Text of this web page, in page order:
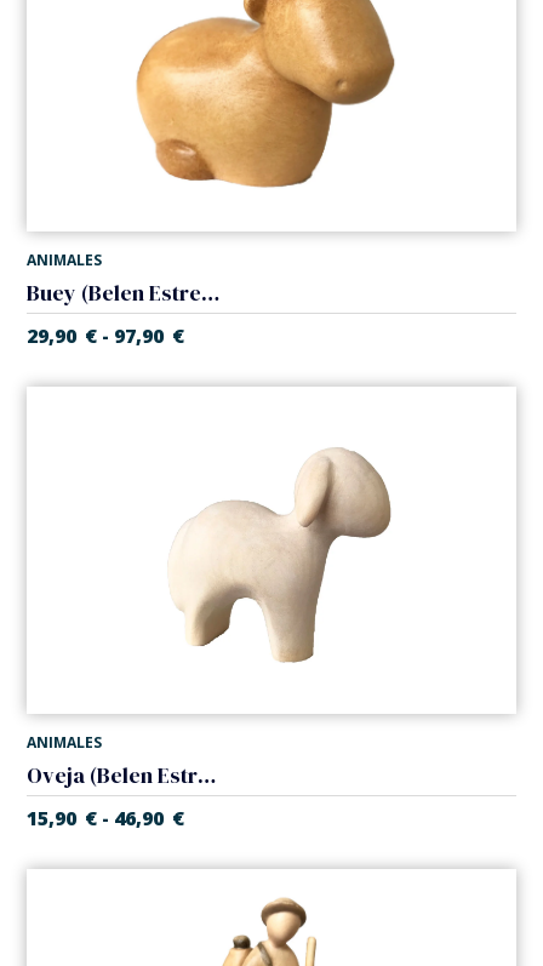
ANIMALES
Buey (Belen Estrella)
29,90 € - 97,90 €
ANIMALES
Oveja (Belen Estrella)
15,90 € - 46,90 €